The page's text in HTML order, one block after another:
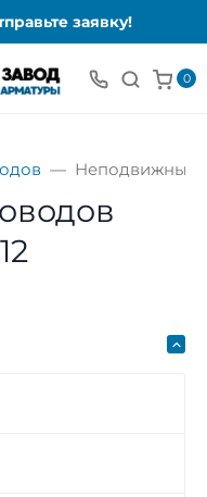
заявку!
0
Неподвижные